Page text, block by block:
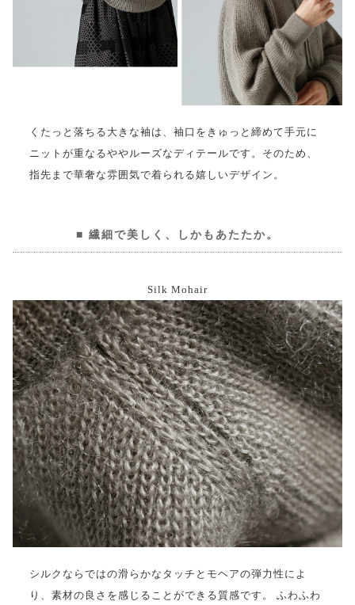
くたっと落ちる大きな袖は、袖口をきゅっと締めて手元に
ニットが重なるややルーズなディテールです。そのため、
指先まで華奢な雰囲気で着られる嬉しいデザイン。
繊細で美しく、しかもあたたか。
Silk Mohair
シルクならではの滑らかなタッチとモヘアの弾力性によ
り、素材の良さを感じることができる質感です。 ふわふわ